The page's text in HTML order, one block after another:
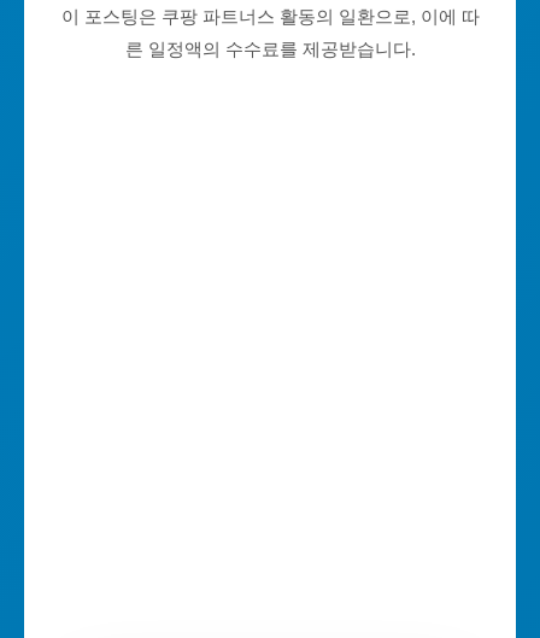
이 포스팅은 쿠팡 파트너스 활동의 일환으로, 이에 따
른 일정액의 수수료를 제공받습니다.